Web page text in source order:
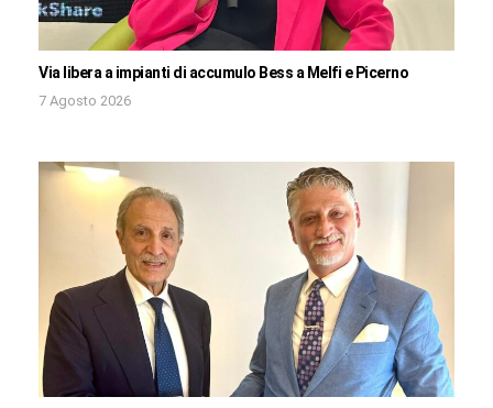
Via libera a impianti di accumulo Bess a Melfi e Picerno
7 Agosto 2026